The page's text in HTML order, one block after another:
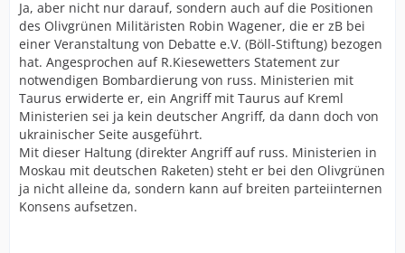
Ja, aber nicht nur darauf, sondern auch auf die Positionen
des Olivgrünen Militäristen Robin Wagener, die er zB bei
einer Veranstaltung von Debatte e.V. (Böll-Stiftung) bezogen
hat. Angesprochen auf R.Kiesewetters Statement zur
notwendigen Bombardierung von russ. Ministerien mit
Taurus erwiderte er, ein Angriff mit Taurus auf Kreml
Ministerien sei ja kein deutscher Angriff, da dann doch von
ukrainischer Seite ausgeführt.
Mit dieser Haltung (direkter Angriff auf russ. Ministerien in
Moskau mit deutschen Raketen) steht er bei den Olivgrünen
ja nicht alleine da, sondern kann auf breiten parteiinternen
Konsens aufsetzen.